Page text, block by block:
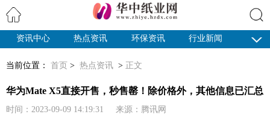
搜索
资讯中心 热点资讯 环保资讯
行业新闻
当前位置： 首页 > 热点资讯 > 正文
华为Mate X5直接开售，秒售罄！除价格外，其他信息已汇总
时间：2023-09-09 14:19:31 来源：腾讯网